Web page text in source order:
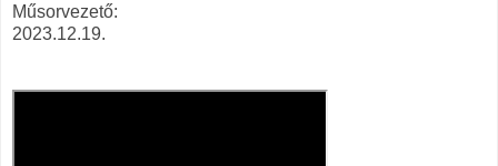
Műsorvezető:
2023.12.19.